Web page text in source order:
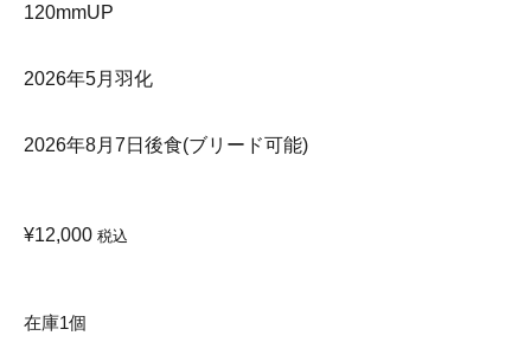
120mmUP
2026年5月羽化
2026年8月7日後食(ブリード可能)
¥12,000 税込
在庫1個